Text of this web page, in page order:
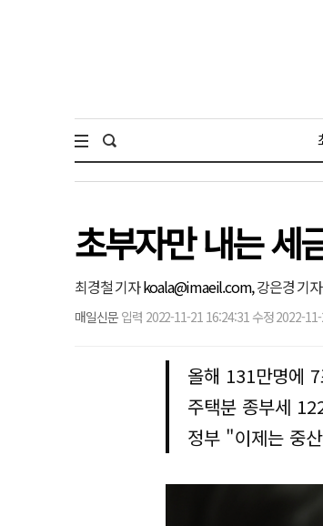
초부자만 내는 세
최경철 기자koala@imaeil.com,강은경 기자
매일신문 입력 2022-11-21 16:24:31 수정 2022-
올해 131만명에
주택분 종부세
정부 "이제는 중